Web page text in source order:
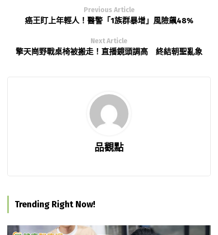
Previous Article
癌王盯上年輕人！醫警「1族群暴增」風險飆48%
Next Article
擎天崗野戰桌椅被搬走！直播鏡頭調高 終結朝聖亂象
品觀點
Trending Right Now!